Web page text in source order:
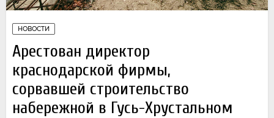
НОВОСТИ
Арестован директор
краснодарской фирмы,
сорвавшей строительство
набережной в Гусь-Хрустальном